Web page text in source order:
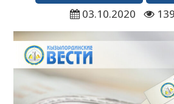
03.10.2020